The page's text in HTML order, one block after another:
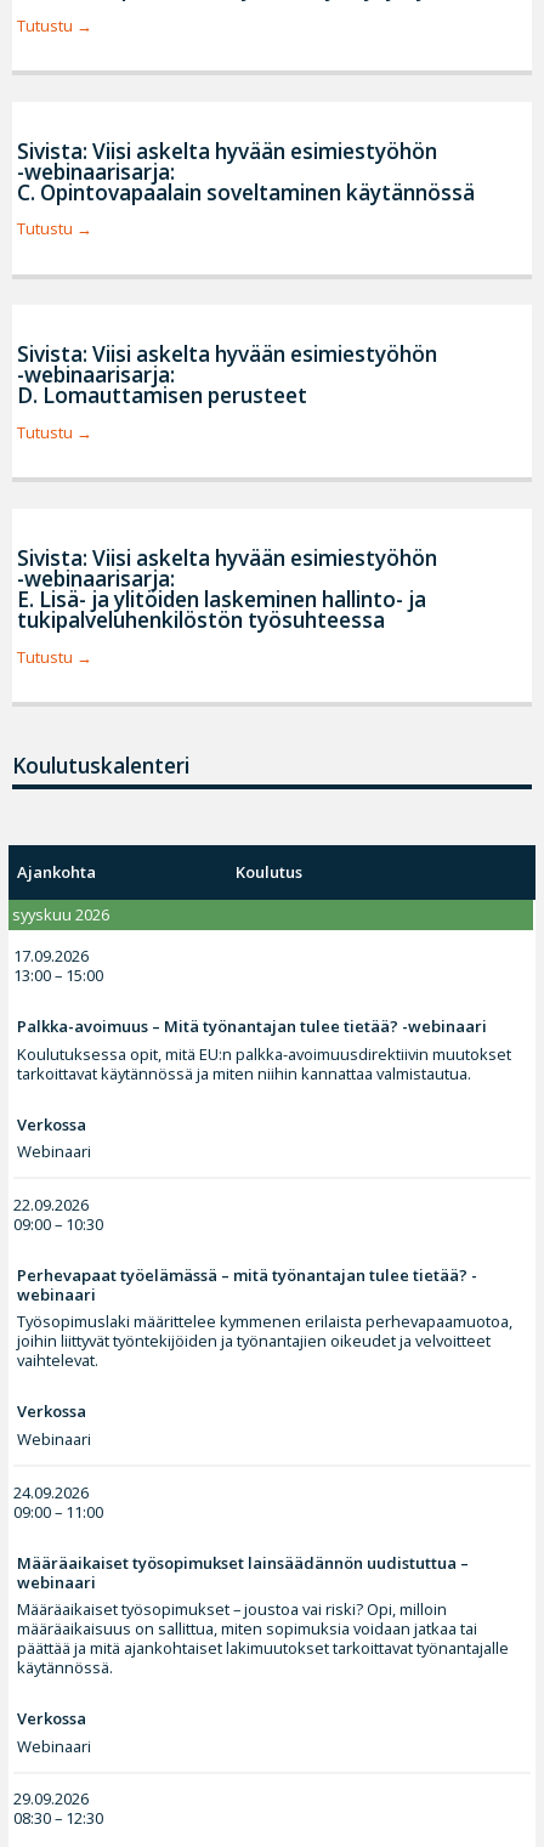
Tutustu
Sivista: Viisi askelta hyvään esimiestyöhön
-webinaarisarja:
C. Opintovapaalain soveltaminen käytännössä
Tutustu
Sivista: Viisi askelta hyvään esimiestyöhön
-webinaarisarja:
D. Lomauttamisen perusteet
Tutustu
Sivista: Viisi askelta hyvään esimiestyöhön
-webinaarisarja:
E. Lisä- ja ylitöiden laskeminen hallinto- ja
tukipalveluhenkilöstön työsuhteessa
Tutustu
Koulutuskalenteri
Ajankohta
Koulutus
syyskuu 2026
17.09.2026
13:00 – 15:00
Palkka-avoimuus – Mitä työnantajan tulee tietää? -webinaari
Koulutuksessa opit, mitä EU:n palkka-avoimuusdirektiivin muutokset
tarkoittavat käytännössä ja miten niihin kannattaa valmistautua.
Verkossa
Webinaari
22.09.2026
09:00 – 10:30
Perhevapaat työelämässä – mitä työnantajan tulee tietää? -
webinaari
Työsopimuslaki määrittelee kymmenen erilaista perhevapaamuotoa,
joihin liittyvät työntekijöiden ja työnantajien oikeudet ja velvoitteet
vaihtelevat.
Verkossa
Webinaari
24.09.2026
09:00 – 11:00
Määräaikaiset työsopimukset lainsäädännön uudistuttua –
webinaari
Määräaikaiset työsopimukset – joustoa vai riski? Opi, milloin
määräaikaisuus on sallittua, miten sopimuksia voidaan jatkaa tai
päättää ja mitä ajankohtaiset lakimuutokset tarkoittavat työnantajalle
käytännössä.
Verkossa
Webinaari
29.09.2026
08:30 – 12:30